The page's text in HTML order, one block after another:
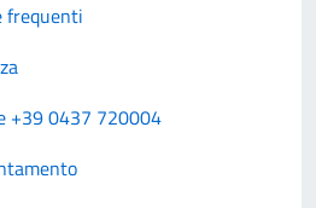
frequenti
+39 0437 720004